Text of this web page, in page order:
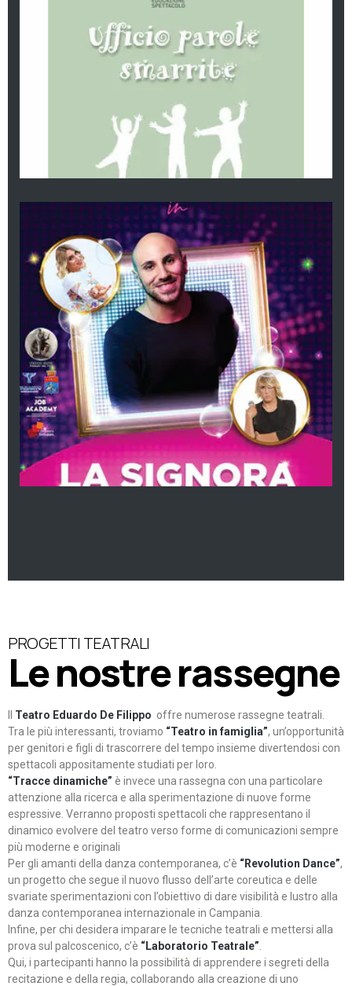
PROGETTI TEATRALI
Le nostre rassegne
Teatro Eduardo De Filippo offre numerose rassegne teatrali.
Tra le più interessanti, troviamo “Teatro in famiglia”, un’opportunità
per genitori e figli di trascorrere del tempo insieme divertendosi con
spettacoli appositamente studiati per loro.
“Tracce dinamiche” è invece una rassegna con una particolare
attenzione alla ricerca e alla sperimentazione di nuove forme
espressive. Verranno proposti spettacoli che rappresentano il
dinamico evolvere del teatro verso forme di comunicazioni sempre
più moderne e originali
Per gli amanti della danza contemporanea, c’è “Revolution Dance”,
un progetto che segue il nuovo flusso dell’arte coreutica e delle
svariate sperimentazioni con l’obiettivo di dare visibilità e lustro alla
danza contemporanea internazionale in Campania.
Infine, per chi desidera imparare le tecniche teatrali e mettersi alla
prova sul palcoscenico, c’è “Laboratorio Teatrale”
Qui, i partecipanti hanno la possibilità di apprendere i segreti della
recitazione e della regia, collaborando alla creazione di uno